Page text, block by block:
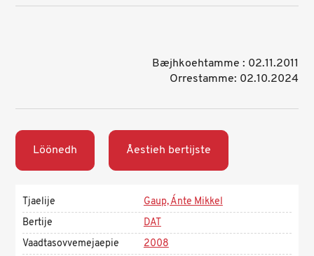
Bæjhkoehtamme : 02.11.2011
Orrestamme: 02.10.2024
Löönedh Åestieh bertijste
Tjaelije
Gaup, Ánte Mikkel
Bertije
DAT
Vaadtasovvemejaepie
2008